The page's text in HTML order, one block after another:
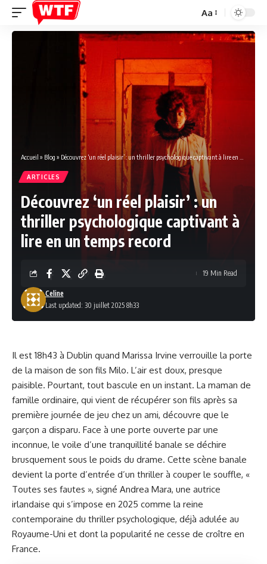
Font
Resizer
Aa
Accueil » Blog » Découvrez ‘un réel plaisir’ : un thriller psychologique captivant à lire en un temps record
ARTICLES
Découvrez ‘un réel plaisir’ : un
thriller psychologique captivant à
lire en un temps record
Last updated: 30 juillet 2025 8h33
Celine
19 Min Read
Il est 18h43 à Dublin quand Marissa Irvine verrouille la porte
de la maison de son fils Milo. L’air est doux, presque
paisible. Pourtant, tout bascule en un instant. La maman de
famille ordinaire, qui vient de récupérer son fils après sa
première journée de jeu chez un ami, découvre que le
garçon a disparu. Face à une porte ouverte par une
inconnue, le voile d’une tranquillité banale se déchire
brusquement sous le poids du drame. Cette scène banale
devient la porte d’entrée d’un thriller à couper le souffle, «
Toutes ses fautes », signé Andrea Mara, une autrice
irlandaise qui s’impose en 2025 comme la reine
contemporaine du thriller psychologique, déjà adulée au
Royaume-Uni et dont la popularité ne cesse de croître en
France.